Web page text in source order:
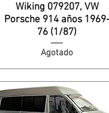
Wiking 079207, VW
Porsche 914 años
76 (1/87)
Agotado